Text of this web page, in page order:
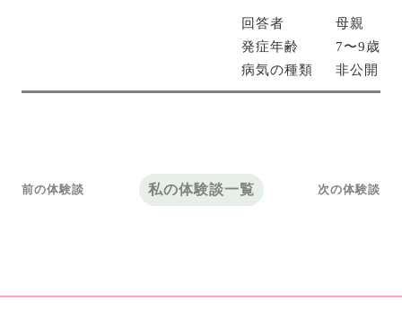
回答者
母親
発症年齢
7〜9歳
病気の種類
非公開
前の体験談 私の体験談一覧 次の体験談